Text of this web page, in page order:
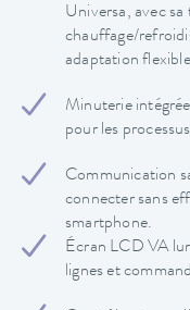
Universa, avec sa
chauffage/
adaptation
Minuterie
pour les
Communication
connecter sans
smartphone.
Écran LCD VA
lignes et